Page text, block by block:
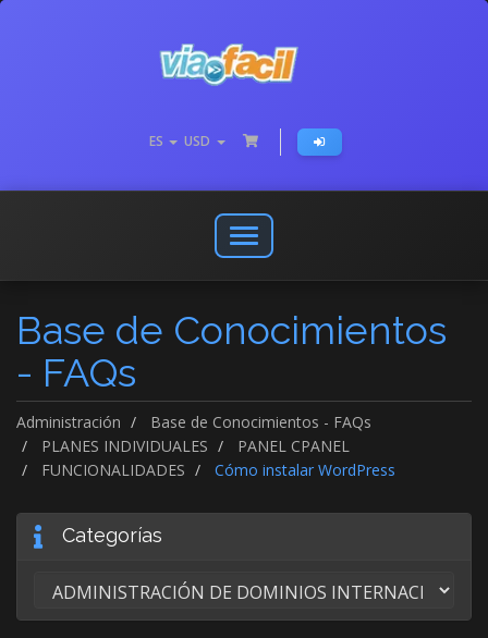
ES USD
Abrir
o
menú
de
Base de Conocimientos
- FAQs
Administración
Base de Conocimientos - FAQs
PLANES INDIVIDUALES
PANEL CPANEL
FUNCIONALIDADES
Cómo instalar WordPress
Categorías